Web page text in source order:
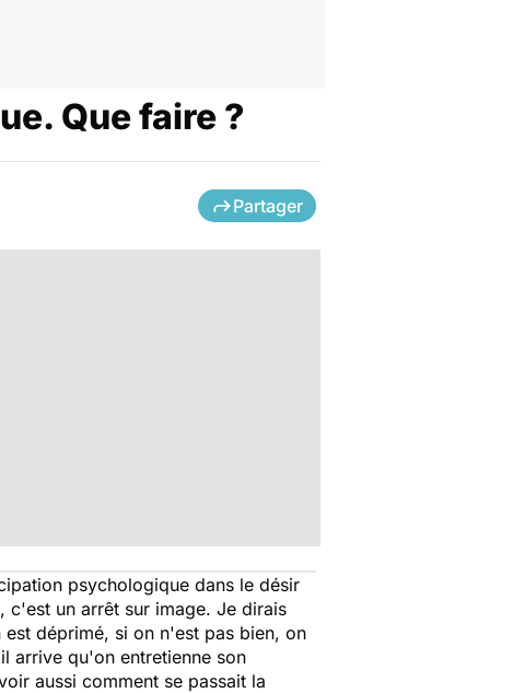
Que faire ?
Partager
psychologique dans le désir
c'est un arrêt sur image. Je dirais
déprimé, si on n'est pas bien, on
arrive qu'on entretienne son
aussi comment se passait la